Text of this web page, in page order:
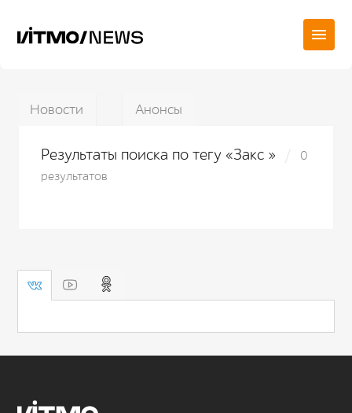
Новости Анонсы
Результаты поиска по тегу «Закс »
0
результатов